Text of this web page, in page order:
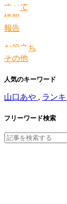
すべて
情報
報告
お役立ち
その他
人気のキーワード
山口あや , ラン
フリーワード検索
Search
for: